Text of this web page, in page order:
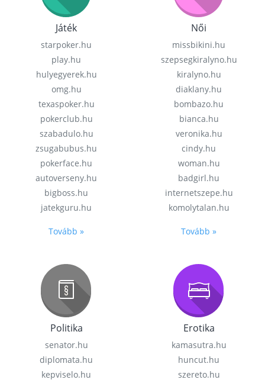
Játék
starpoker.hu
play.hu
hulyegyerek.hu
omg.hu
texaspoker.hu
pokerclub.hu
szabadulo.hu
zsugabubus.hu
pokerface.hu
autoverseny.hu
bigboss.hu
jatekguru.hu
Tovább »
Női
missbikini.hu
szepsegkiralyno.hu
kiralyno.hu
diaklany.hu
bombazo.hu
bianca.hu
veronika.hu
cindy.hu
woman.hu
badgirl.hu
internetszepe.hu
komolytalan.hu
Tovább »
Politika
senator.hu
diplomata.hu
kepviselo.hu
Erotika
kamasutra.hu
huncut.hu
szereto.hu